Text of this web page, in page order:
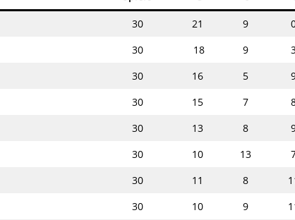
30 21 9
30 18 9
30 16 5
30 15 7
30 13 8
30 10 13
30 11 8
30 10 9